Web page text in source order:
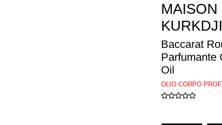
Baccarat
Parfumante
Oil
OLIO CORPO